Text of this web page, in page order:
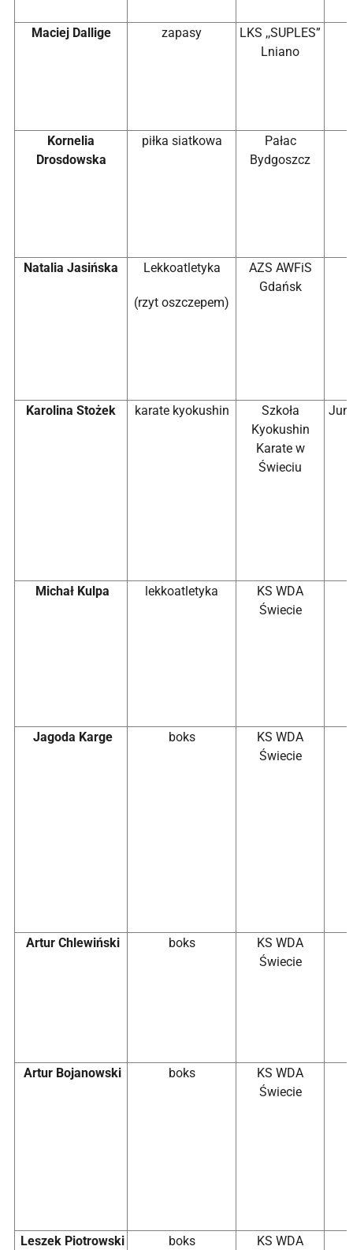
Maciej Dallige zapasy
LKS ,,SUPLES”
Lniano
Kornelia
Drosdowska
piłka siatkowa
Pałac
Bydgoszcz
Natalia Jasińska Lekkoatletyka
(rzyt oszczepem)
AZS AWFiS
Gdańsk
Karolina Stożek karate kyokushin
Szkoła
Kyokushin
Karate w
Świeciu
Michał Kulpa lekkoatletyka
KS WDA
Świecie
Jagoda Karge boks
KS WDA
Świecie
Artur Chlewiński boks
KS WDA
Świecie
Artur Bojanowski boks
KS WDA
Świecie
Leszek Piotrowski boks
KS WDA